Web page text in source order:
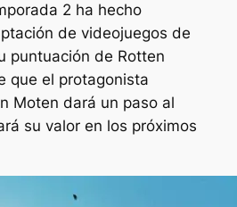
2 ha hecho
de videojuegos de
puntuación de Rotten
que el protagonista
Moten dará un paso al
su valor en los próximos